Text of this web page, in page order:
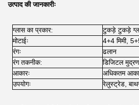
उत्पाद की जानकारीः
ग्लास का प्रकार:
टुकड़े टुकड़े
मोटाईः
4+4 मिमी,
रंगः
ढलान
रंग तकनीक:
डिजिटल मुद्रण
आकारः
अधिकतम
उपयोगः
रेलुस्ट्रेड,